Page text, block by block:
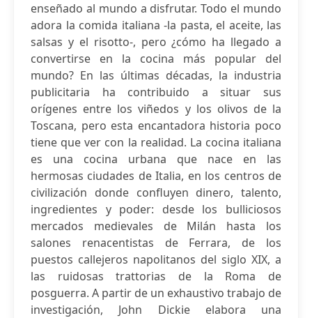
enseñado al mundo a disfrutar. Todo el mundo
adora la comida italiana -la pasta, el aceite, las
salsas y el risotto-, pero ¿cómo ha llegado a
convertirse en la cocina más popular del
mundo? En las últimas décadas, la industria
publicitaria ha contribuido a situar sus
orígenes entre los viñedos y los olivos de la
Toscana, pero esta encantadora historia poco
tiene que ver con la realidad. La cocina italiana
es una cocina urbana que nace en las
hermosas ciudades de Italia, en los centros de
civilización donde confluyen dinero, talento,
ingredientes y poder: desde los bulliciosos
mercados medievales de Milán hasta los
salones renacentistas de Ferrara, de los
puestos callejeros napolitanos del siglo XIX, a
las ruidosas trattorias de la Roma de
posguerra. A partir de un exhaustivo trabajo de
investigación, John Dickie elabora una